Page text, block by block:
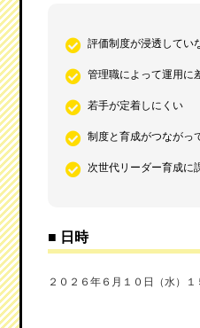
評価制度が浸透してい
管理職によって運用に
若手が定着しにくい
制度と育成がつながっ
次世代リーダー育成に
■ 日時
２０２６年６月１０日（水）